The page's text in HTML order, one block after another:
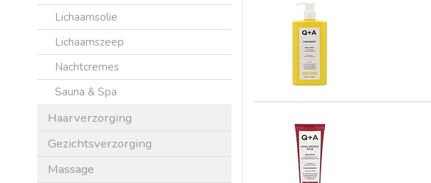
Lichaamsolie
Lichaamszeep
Nachtcremes
Sauna & Spa
Haarverzorging
Gezichtsverzorging
Massage